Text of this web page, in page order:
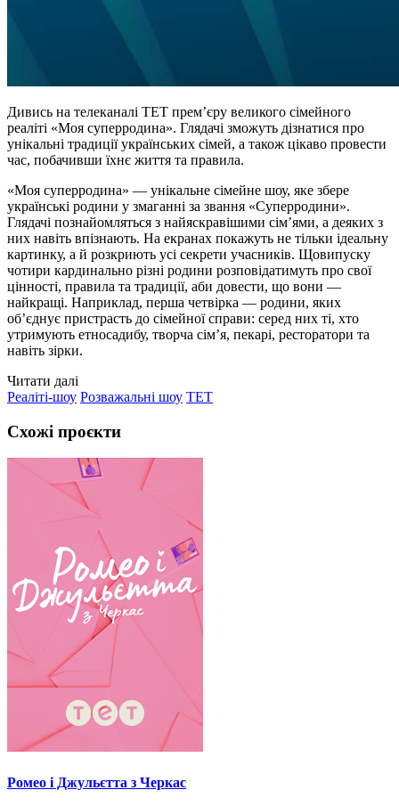
Дивись на телеканалі ТЕТ премʼєру великого сімейного
реаліті «Моя суперродина». Глядачі зможуть дізнатися про
унікальні традиції українських сімей, а також цікаво провести
час, побачивши їхнє життя та правила.
«Моя суперродина» — унікальне сімейне шоу, яке збере
українські родини у змаганні за звання «Суперродини».
Глядачі познайомляться з найяскравішими сімʼями, а деяких з
них навіть впізнають. На екранах покажуть не тільки ідеальну
картинку, а й розкриють усі секрети учасників. Щовипуску
чотири кардинально різні родини розповідатимуть про свої
цінності, правила та традиції, аби довести, що вони —
найкращі. Наприклад, перша четвірка — родини, яких
обʼєднує пристрасть до сімейної справи: серед них ті, хто
утримують етносадибу, творча сімʼя, пекарі, ресторатори та
навіть зірки.
Читати далі
Реаліті-шоу Розважальні шоу ТЕТ
Схожі проєкти
Ромео і Джульєтта з Черкас